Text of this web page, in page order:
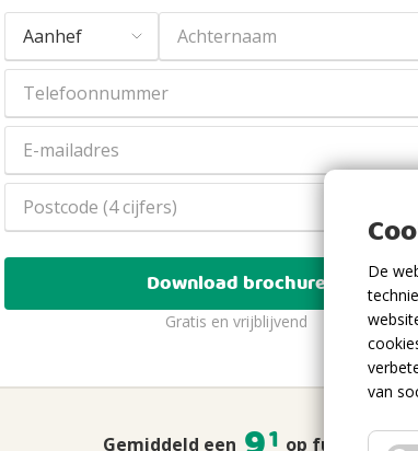
Download brochure
Gratis en vrijblijvend
Gemiddeld een 1 op funda!
De
van